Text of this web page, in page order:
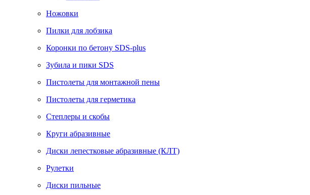
Ножовки
Пилки для лобзика
Коронки по бетону SDS-plus
Зубила и пики SDS
Пистолеты для монтажной пены
Пистолеты для герметика
Степлеры и скобы
Круги абразивные
Диски лепестковые абразивные (КЛТ)
Рулетки
Диски пильные